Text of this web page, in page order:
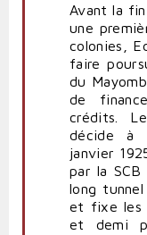
Avant la
une
colonies,
faire
du
de
crédits.
décide à
janvier
par la
long
et fixe les
et demi